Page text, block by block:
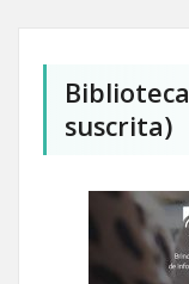
suscrita)